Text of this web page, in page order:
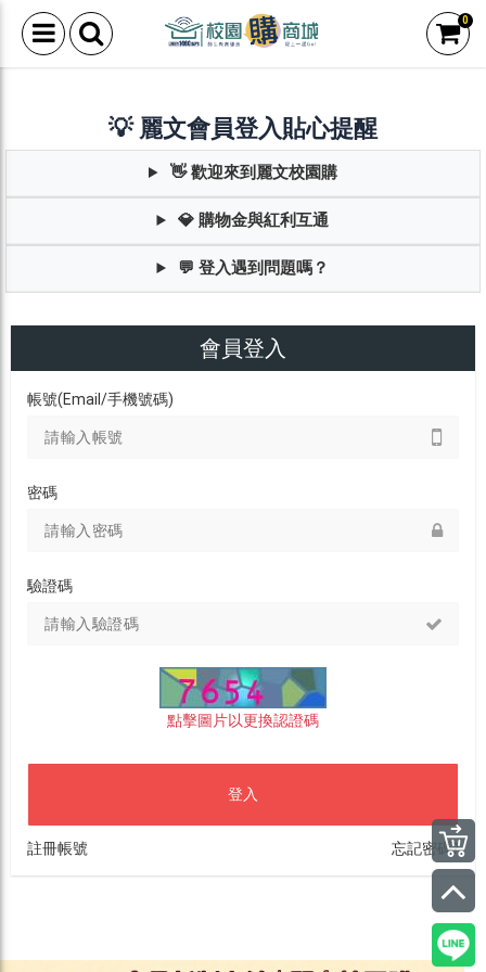
0
💡 麗文會員登入貼心提醒
👋 歡迎來到麗文校園購
💎 購物金與紅利互通
💬 登入遇到問題嗎？
會員登入
帳號(Email/手機號碼)
密碼
驗證碼
點擊圖片以更換認證碼
登入
註冊帳號 忘記密碼?